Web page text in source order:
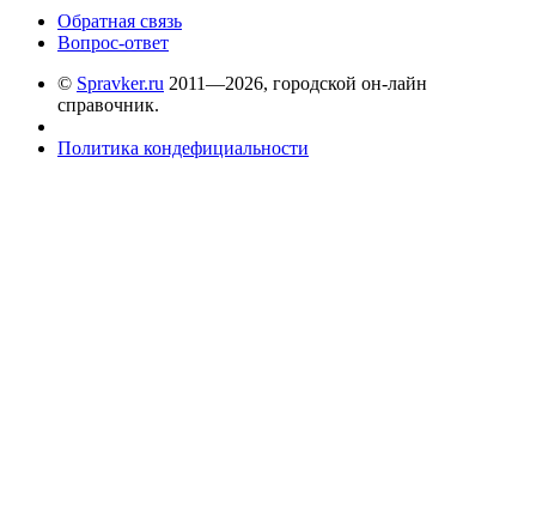
Обратная связь
Вопрос-ответ
© Spravker.ru 2011—2026, городской он-лайн
справочник.
Политика кондефициальности